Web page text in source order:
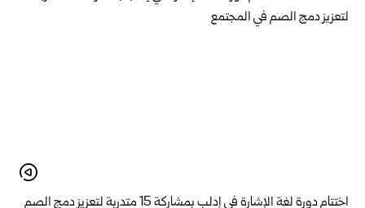
اختتام دورة لغة الإشارة في إدلب بمشاركة 15 متدربة لتعزيز دمج الصم